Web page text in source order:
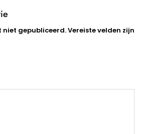
gepubliceerd.Vereiste velden zijn